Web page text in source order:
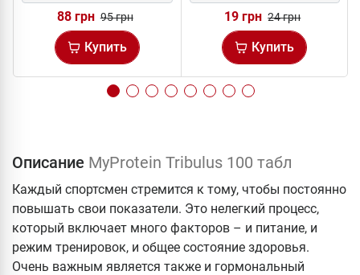
88 грн 95 грн
Купить
19 грн 24 грн
Купить
Описание MyProtein Tribulus 100 табл
Каждый спортсмен стремится к тому, чтобы постоянно
повышать свои показатели. Это нелегкий процесс,
который включает много факторов – и питание, и
режим тренировок, и общее состояние здоровья.
Очень важным является также и гормональный